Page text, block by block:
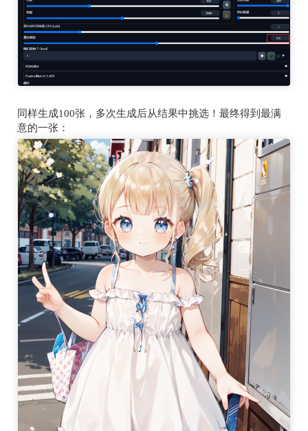
同样生成100张，多次生成后从结果中挑选！最终得到最满
意的一张：